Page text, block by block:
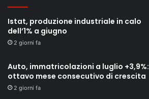
Istat, produzione industriale in calo
dell’1% a giugno
2 giorni fa
Auto, immatricolazioni a luglio +3,9%:
ottavo mese consecutivo di crescita
2 giorni fa